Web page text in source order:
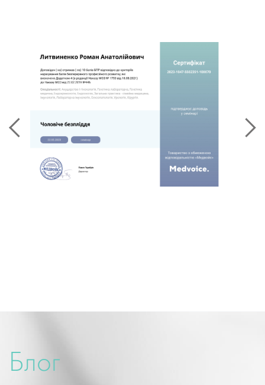
Trainee in urology. February-March 2005.
Department of Urology, Bogomolets
Kiev, Ukraine. August 2003 – February
2005. Intern in urology.
Participation in European Schools of Urology
Courses (ESU) under EAU:
ESU 2nd Master Class “Lasers in urology”,
Ukraine
Odessa, Ukraine.
Блог